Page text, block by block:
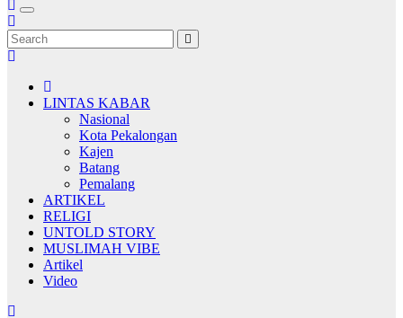
LINTAS KABAR
Nasional
Kota Pekalongan
Kajen
Batang
Pemalang
ARTIKEL
RELIGI
UNTOLD STORY
MUSLIMAH VIBE
Artikel
Video